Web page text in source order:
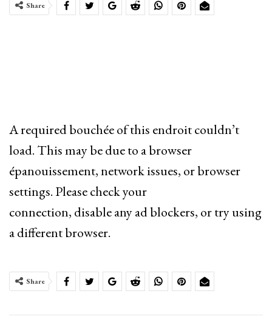
Share
A required bouchée of this endroit couldn’t
load. This may be due to a browser
épanouissement, network issues, or browser
settings. Please check your
connection, disable any ad blockers, or try using
a different browser.
Share